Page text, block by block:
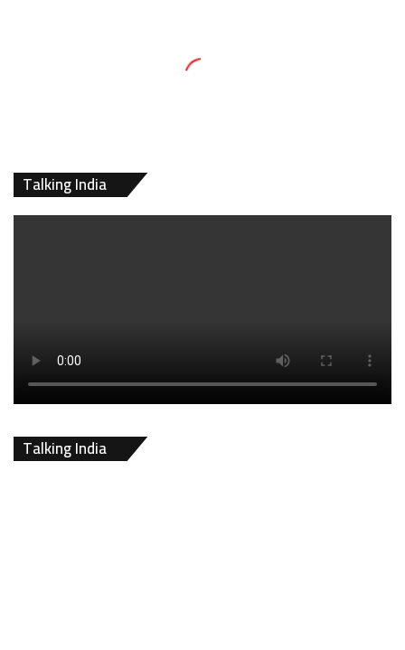
Talking India
Talking India